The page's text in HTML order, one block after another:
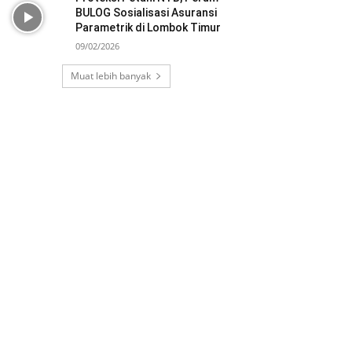
BULOG Sosialisasi Asuransi
Parametrik di Lombok Timur
09/02/2026
Muat lebih banyak